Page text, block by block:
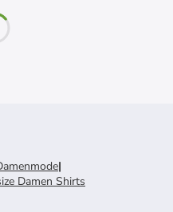
|
Damen Shirts